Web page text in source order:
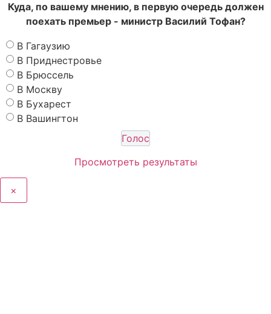
Куда, по вашему мнению, в первую очередь должен
поехать премьер - министр Василий Тофан?
В Гагаузию
В Приднестровье
В Брюссель
В Москву
В Бухарест
В Вашингтон
Просмотреть результаты
×